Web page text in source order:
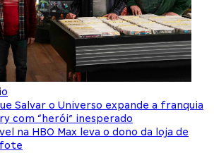
Salvar o Universo expande a franquia
com “herói” inesperado
na HBO Max leva o dono da loja de